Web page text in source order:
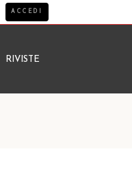
ACCEDI
RIVISTE